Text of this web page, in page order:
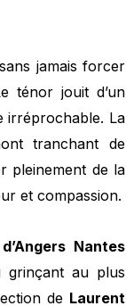
jamais forcer
ténor jouit d’un
irréprochable. La
tranchant de
pleinement de la
et compassion.
Nantes
grinçant au plus
de Laurent